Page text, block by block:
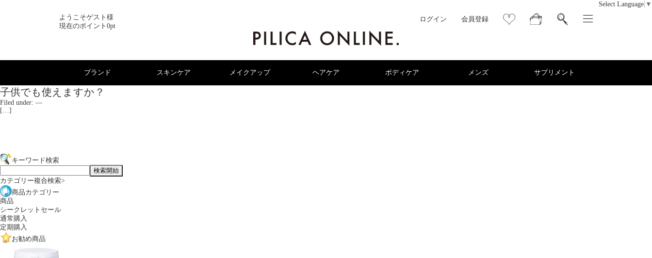
Select Language ▼
ようこそゲスト様
現在のポイント0pt
ログイン 会員登録
ブランド スキンケア メイクアップ ヘアケア ボディケア メンズ サプリメント
子供でも使えますか？
Filed under: —
[…]
キーワード検索
カテゴリー複合検索>
商品カテゴリー
商品
シークレットセール
通常購入
定期購入
お勧め商品